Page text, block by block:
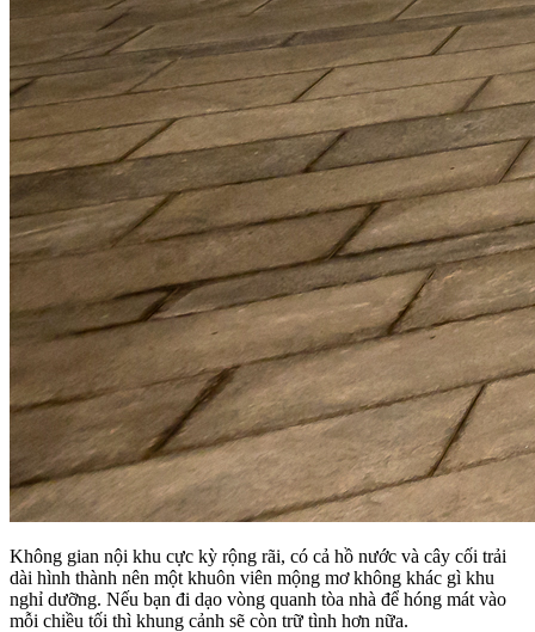
Không gian nội khu cực kỳ rộng rãi, có cả hồ nước và cây cối trải
dài hình thành nên một khuôn viên mộng mơ không khác gì khu
nghỉ dưỡng. Nếu bạn đi dạo vòng quanh tòa nhà để hóng mát vào
mỗi chiều tối thì khung cảnh sẽ còn trữ tình hơn nữa.